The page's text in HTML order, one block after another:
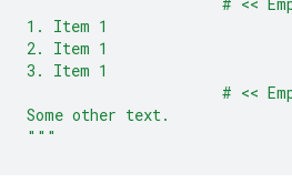
1. Item 1
2. Item 1
3. Item 1
# <<
Some other text.
"""